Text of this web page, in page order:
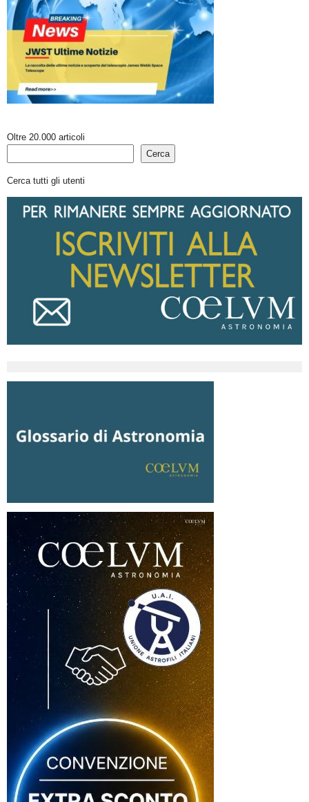
Oltre 20.000 articoli
Cerca
Cerca tutti gli utenti